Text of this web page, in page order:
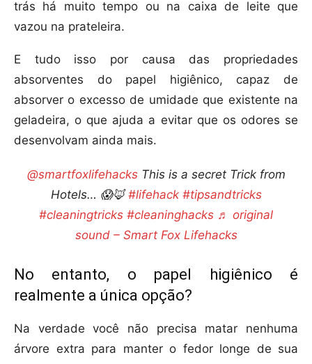
trás há muito tempo ou na caixa de leite que
vazou na prateleira.
E tudo isso por causa das propriedades
absorventes do papel higiênico, capaz de
absorver o excesso de umidade que existente na
geladeira, o que ajuda a evitar que os odores se
desenvolvam ainda mais.
@smartfoxlifehacksThis is a secret Trick from
Hotels… 😱🦊 #lifehack #tipsandtricks
#cleaningtricks #cleaninghacks ♬ original
sound – Smart Fox Lifehacks
No entanto, o papel higiênico é
realmente a única opção?
Na verdade você não precisa matar nenhuma
árvore extra para manter o fedor longe de sua